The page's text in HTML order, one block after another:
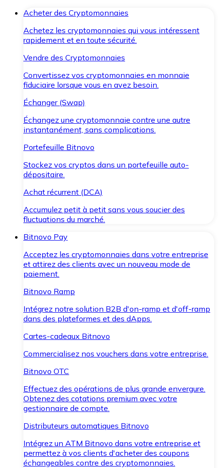
Acheter des Cryptomonnaies
Achetez les cryptomonnaies qui vous intéressent
rapidement et en toute sécurité.
Vendre des Cryptomonnaies
Convertissez vos cryptomonnaies en monnaie
fiduciaire lorsque vous en avez besoin.
Échanger (Swap)
Échangez une cryptomonnaie contre une autre
instantanément, sans complications.
Portefeuille Bitnovo
Stockez vos cryptos dans un portefeuille auto-
dépositaire.
Achat récurrent (DCA)
Accumulez petit à petit sans vous soucier des
fluctuations du marché.
Bitnovo Pay
Acceptez les cryptomonnaies dans votre entreprise
et attirez des clients avec un nouveau mode de
paiement.
Bitnovo Ramp
Intégrez notre solution B2B d'on-ramp et d'off-ramp
dans des plateformes et des dApps.
Cartes-cadeaux Bitnovo
Commercialisez nos vouchers dans votre entreprise.
Bitnovo OTC
Effectuez des opérations de plus grande envergure.
Obtenez des cotations premium avec votre
gestionnaire de compte.
Distributeurs automatiques Bitnovo
Intégrez un ATM Bitnovo dans votre entreprise et
permettez à vos clients d'acheter des coupons
échangeables contre des cryptomonnaies.